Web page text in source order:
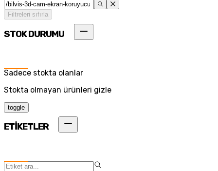
Filtreleri sıfırla
STOK DURUMU
Sadece stokta olanlar
Stokta olmayan ürünleri gizle
toggle
ETİKETLER